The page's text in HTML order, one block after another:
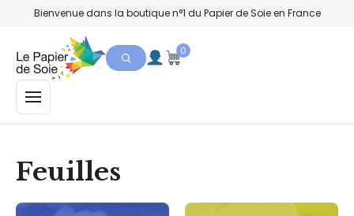
Bienvenue dans la boutique n°1 du Papier de Soie en France
MENU
0
Feuilles